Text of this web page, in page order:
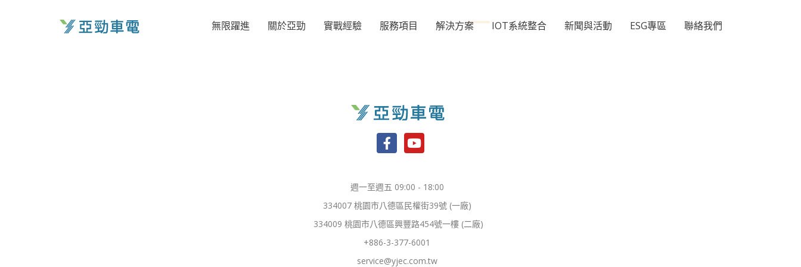
無限躍進 關於亞勁 實戰經驗 服務項目 解決方案 IOT系統整合 新聞與活動 ESG專區 聯絡我們
F
a
b
o
o
k
-
f
Y
o
u
b
e
週一至週五 09:00 - 18:00
334007 桃園市八德區民權街39號 (一廠)
334009 桃園市八德區興豐路454號一樓 (二廠)
+886-3-377-6001
service@yjec.com.tw